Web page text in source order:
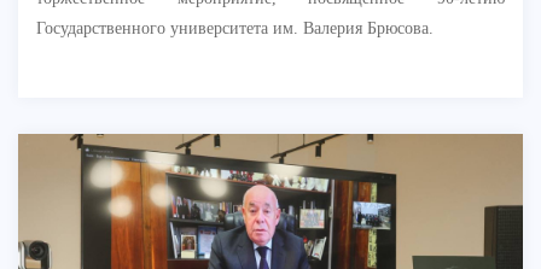
Государственного университета им. Валерия Брюсова.